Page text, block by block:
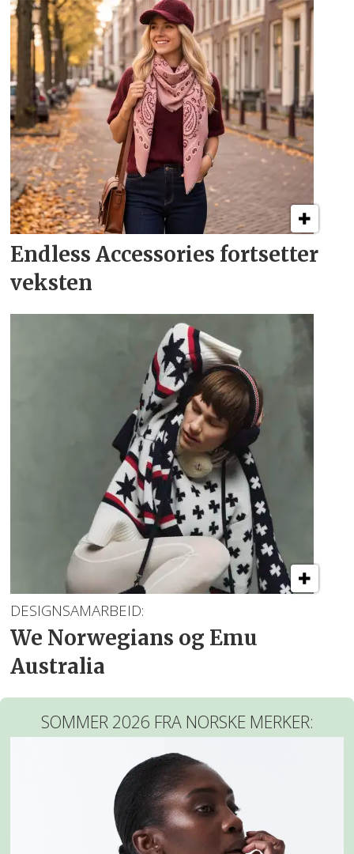
Endless Accessories fortsetter
veksten
DESIGNSAMARBEID:
We Norwegians og Emu
Australia
SOMMER 2026 FRA NORSKE MERKER: